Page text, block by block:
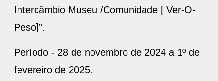
Intercâmbio Museu /Comunidade [ Ver-O-
Peso]”.
Período - 28 de novembro de 2024 a 1º de
fevereiro de 2025.